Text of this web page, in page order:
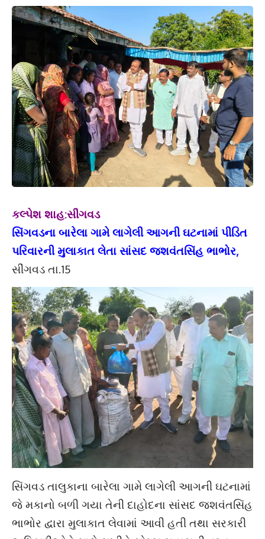
કલ્પેશ શાહ:સીંગવડ
સિંગવડના બારેલા ગામે લાગેલી આગની ઘટનામાં પીડિત
પરિવારની મુલાકાત લેતા સાંસદ જશવંતસિંહ ભાભોર,
સીંગવડ તા.15
સિંગવડ તાલુકાના બારેલા ગામે લાગેલી આગની ઘટનામાં
જે મકાનો બળી ગયા તેની દાહોદના સાંસદ જશવંતસિંહ
ભાભોર દ્વારા મુલાકાત લેવામાં આવી હતી તથા સરકારી